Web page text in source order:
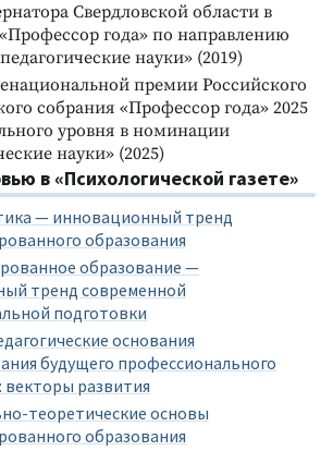
Свердловской области в
года» по направлению
науки» (2019)
премии Российского
собрания «Профессор года» 2025
уровня в номинации
науки» (2025)
в «Психологической газете»
— инновационный тренд
образования
образование —
тренд современной
подготовки
основания
будущего профессионального
векторы развития
теоретические основы
образования